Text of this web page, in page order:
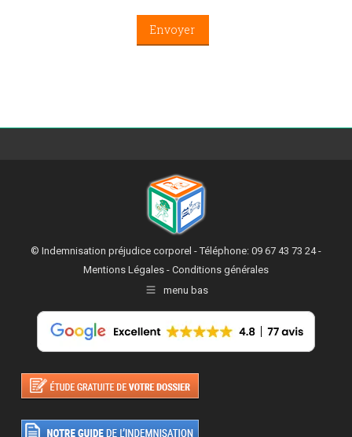
© Indemnisation préjudice corporel - Téléphone: 09 67 43 73 24 -
Mentions Légales - Conditions générales
menu bas